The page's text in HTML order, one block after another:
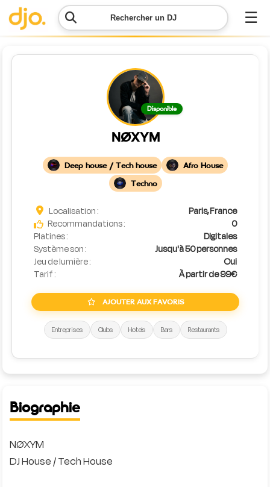
Rechercher un DJ ☰
Menu
ma
demande
de prix
Disponible
NØXYM
Deep house / Tech house
Afro House
Techno
Localisation :
Paris, France
Recommandations :
0
Platines :
Digitales
Système son :
Jusqu'à 50 personnes
Jeu de lumière :
Oui
Tarif :
À partir de 99€
AJOUTER AUX FAVORIS
Entreprises Clubs Hotels Bars Restaurants
Biographie
NØXYM
DJ House / Tech House